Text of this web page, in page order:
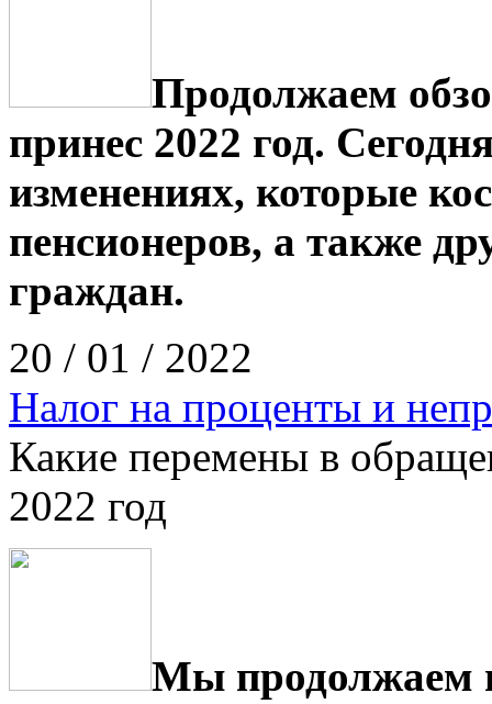
Продолжаем
принес 2022 год.
изменениях, которые
пенсионеров, а также
граждан.
20 / 01 / 2022
Налог на проценты и
Какие перемены в
2022 год
Мы продолжаем